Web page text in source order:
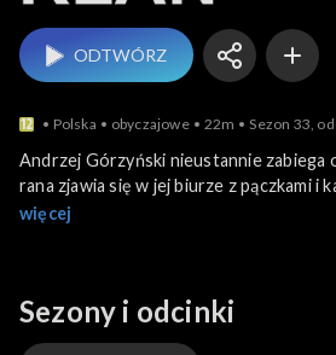
ODTWÓRZ
Polska obyczajowe 22m Sezon 33,
Andrzej Górzyński nieustannie zabiega
rana zjawia się w jej biurze z pączkami i
zaprasza ją do swojego mieszkania na
więcej
Sezony i odcinki